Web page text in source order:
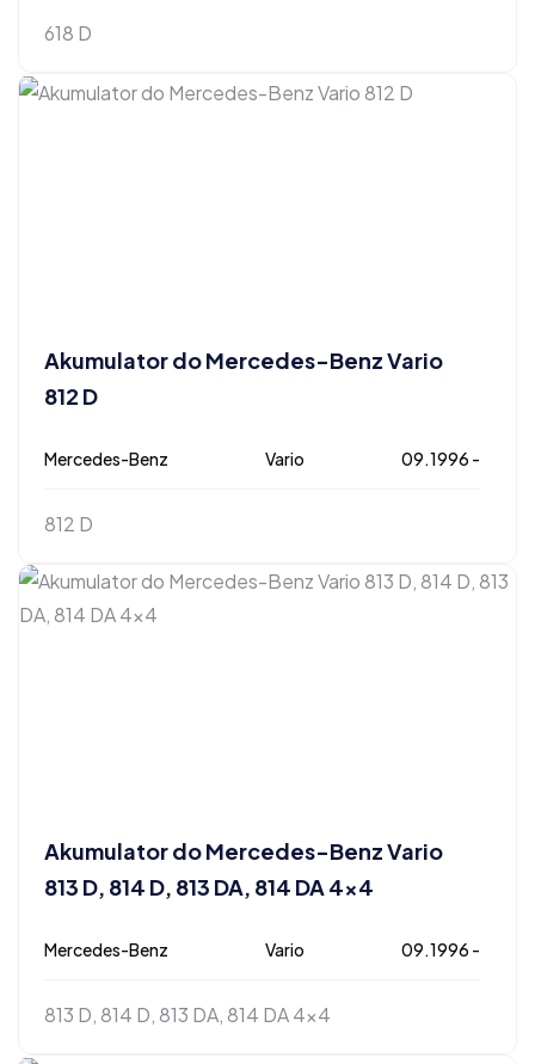
618 D
Akumulator do Mercedes-Benz Vario
812 D
Mercedes-Benz Vario 09.1996 -
812 D
Akumulator do Mercedes-Benz Vario
813 D, 814 D, 813 DA, 814 DA 4×4
Mercedes-Benz Vario 09.1996 -
813 D, 814 D, 813 DA, 814 DA 4x4